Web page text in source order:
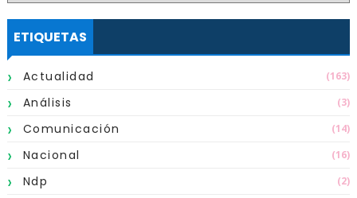
ETIQUETAS
Actualidad (163)
Análisis (3)
Comunicación (14)
Nacional (16)
Ndp (2)